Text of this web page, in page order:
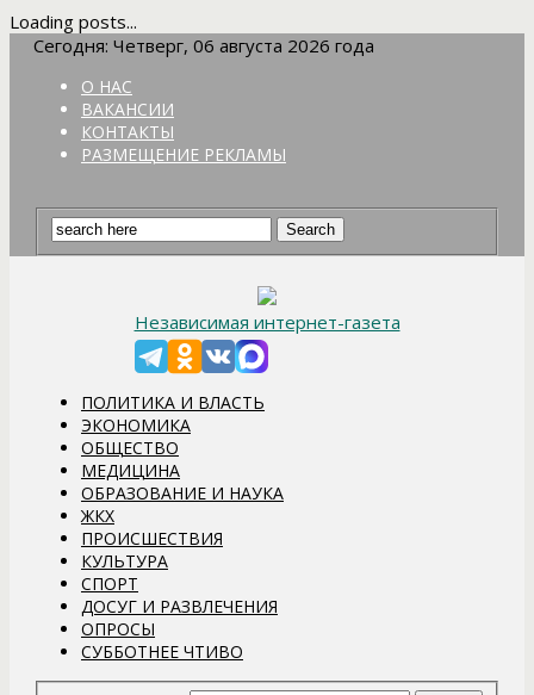
Loading posts...
Сегодня: Четверг, 06 августа 2026 года
О НАС
ВАКАНСИИ
КОНТАКТЫ
РАЗМЕЩЕНИЕ РЕКЛАМЫ
Независимая интернет-газета
ПОЛИТИКА И ВЛАСТЬ
ЭКОНОМИКА
ОБЩЕСТВО
МЕДИЦИНА
ОБРАЗОВАНИЕ И НАУКА
ЖКХ
ПРОИСШЕСТВИЯ
КУЛЬТУРА
СПОРТ
ДОСУГ И РАЗВЛЕЧЕНИЯ
ОПРОСЫ
СУББОТНЕЕ ЧТИВО